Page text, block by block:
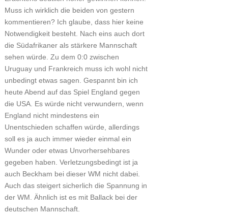
Muss ich wirklich die beiden von gestern
kommentieren? Ich glaube, dass hier keine
Notwendigkeit besteht. Nach eins auch dort
die Südafrikaner als stärkere Mannschaft
sehen würde. Zu dem 0:0 zwischen
Uruguay und Frankreich muss ich wohl nicht
unbedingt etwas sagen. Gespannt bin ich
heute Abend auf das Spiel England gegen
die USA. Es würde nicht verwundern, wenn
England nicht mindestens ein
Unentschieden schaffen würde, allerdings
soll es ja auch immer wieder einmal ein
Wunder oder etwas Unvorhersehbares
gegeben haben. Verletzungsbedingt ist ja
auch Beckham bei dieser WM nicht dabei.
Auch das steigert sicherlich die Spannung in
der WM. Ähnlich ist es mit Ballack bei der
deutschen Mannschaft.